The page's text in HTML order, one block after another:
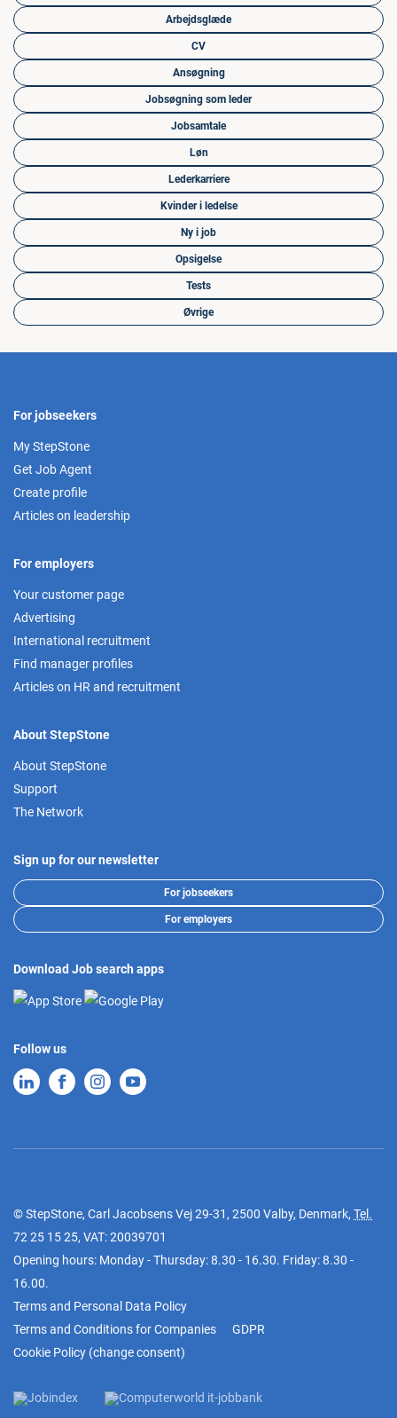
Arbejdsglæde
CV
Ansøgning
Jobsøgning som leder
Jobsamtale
Løn
Lederkarriere
Kvinder i ledelse
Ny i job
Opsigelse
Tests
Øvrige
For jobseekers
My StepStone
Get Job Agent
Create profile
Articles on leadership
For employers
Your customer page
Advertising
International recruitment
Find manager profiles
Articles on HR and recruitment
About StepStone
About StepStone
Support
The Network
Sign up for our newsletter
For jobseekers
For employers
Download Job search apps
Follow us
© StepStone, Carl Jacobsens Vej 29-31, 2500 Valby, Denmark, Tel.
72 25 15 25, VAT: 20039701
Opening hours: Monday - Thursday: 8.30 - 16.30. Friday: 8.30 -
16.00.
Terms and Personal Data Policy
Terms and Conditions for Companies
GDPR
Cookie Policy (change consent)